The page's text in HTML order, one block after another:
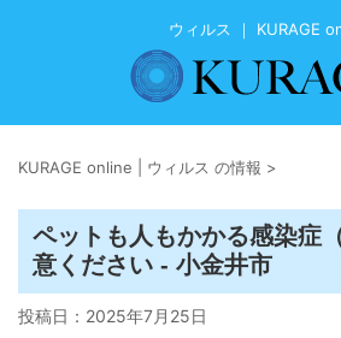
ウィルス ｜ KURAGE
KURAGE online | ウィルス の情報 >
ペットも人もかかる感染症
意ください - 小金井市
投稿日： 2025年7月25日